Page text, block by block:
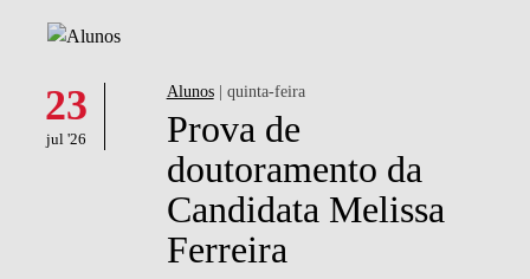
CURSOS
DOCENTES E INVESTIGAÇÃO
COMUNIDADE
LIFE AT NOVA SBE
WHAT'S HAPPENING
23
jul '26
Alunos| quinta-feira
Prova de
doutoramento da
Candidata Melissa
Ferreira